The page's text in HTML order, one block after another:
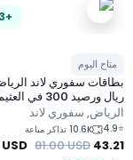
اليوم
ريال ورصيد 300 في العثيم مول
الخريص، أسواق العثيم
طريق الملك
سفوري لاند
10.6K تذاكر مباعة
USD 81.00 USD